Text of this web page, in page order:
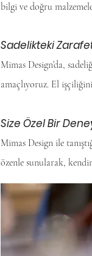
bilgi ve doğru
Sadelikteki
Mimas Design’da,
amaçlıyoruz. El
Size Özel Bir
Mimas Design ile
özenle sunularak,